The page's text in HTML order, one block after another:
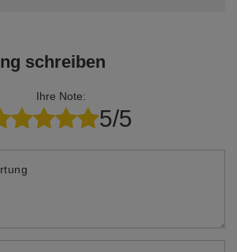
schreiben
Ihre Note:
5/5